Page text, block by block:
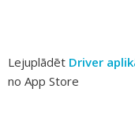
Lejuplādēt Driver
no App Store